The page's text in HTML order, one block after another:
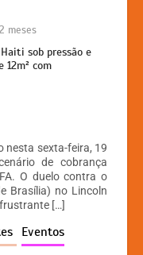
2 meses
sob pressão e
12m² com
nesta sexta-feira, 19
de cobrança
O duelo contra o
Brasília) no Lincoln
[…]
Eventos